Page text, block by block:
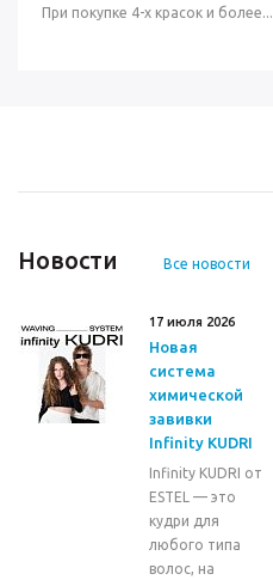
При покупке 4-х красок и более...
Новости Все новости
17 июля 2026
Новая
система
химической
завивки
Infinity KUDRI
Infinity KUDRI от
ESTEL — это
кудри для
любого типа
волос, на